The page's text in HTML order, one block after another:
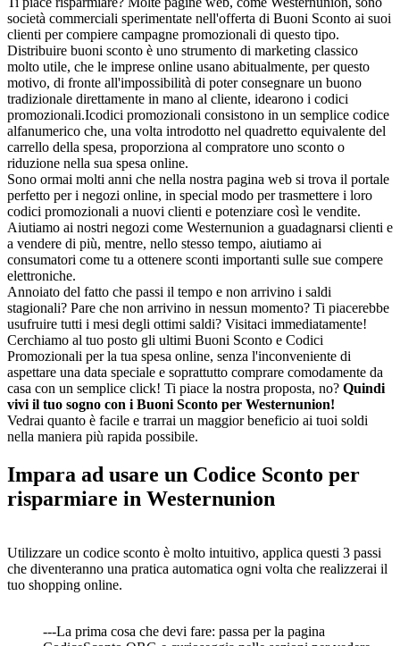
società commerciali sperimentate nell'offerta di Buoni Sconto ai suoi
clienti per compiere campagne promozionali di questo tipo.
Distribuire buoni sconto è uno strumento di marketing classico
molto utile, che le imprese online usano abitualmente, per questo
motivo, di fronte all'impossibilità di poter consegnare un buono
tradizionale direttamente in mano al cliente, idearono i codici
promozionali.Icodici promozionali consistono in un semplice codice
alfanumerico che, una volta introdotto nel quadretto equivalente del
carrello della spesa, proporziona al compratore uno sconto o
riduzione nella sua spesa online.
Sono ormai molti anni che nella nostra pagina web si trova il portale
perfetto per i negozi online, in special modo per trasmettere i loro
codici promozionali a nuovi clienti e potenziare così le vendite.
Aiutiamo ai nostri negozi come Westernunion a guadagnarsi clienti e
a vendere di più, mentre, nello stesso tempo, aiutiamo ai
consumatori come tu a ottenere sconti importanti sulle sue compere
elettroniche.
Annoiato del fatto che passi il tempo e non arrivino i saldi
stagionali? Pare che non arrivino in nessun momento? Ti piacerebbe
usufruire tutti i mesi degli ottimi saldi? Visitaci immediatamente!
Cerchiamo al tuo posto gli ultimi Buoni Sconto e Codici
Promozionali per la tua spesa online, senza l'inconveniente di
aspettare una data speciale e soprattutto comprare comodamente da
casa con un semplice click! Ti piace la nostra proposta, no? Quindi
vivi il tuo sogno con i Buoni Sconto per Westernunion!
Vedrai quanto è facile e trarrai un maggior beneficio ai tuoi soldi
nella maniera più rapida possibile.
Impara ad usare un Codice Sconto per
risparmiare in Westernunion
Utilizzare un codice sconto è molto intuitivo, applica questi 3 passi
che diventeranno una pratica automatica ogni volta che realizzerai il
tuo shopping online.
---La prima cosa che devi fare: passa per la pagina